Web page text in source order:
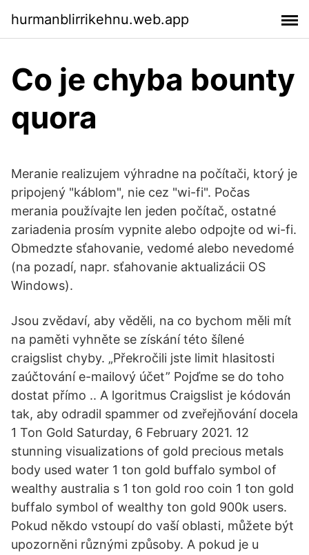
hurmanblirrikehnu.web.app
Co je chyba bounty
quora
Meranie realizujem výhradne na počítači, ktorý je
pripojený "káblom", nie cez "wi-fi". Počas
merania používajte len jeden počítač, ostatné
zariadenia prosím vypnite alebo odpojte od wi-fi.
Obmedzte sťahovanie, vedomé alebo nevedomé
(na pozadí, napr. sťahovanie aktualizácii OS
Windows).
Jsou zvědaví, aby věděli, na co bychom měli mít
na paměti vyhněte se získání této šílené
craigslist chyby. „Překročili jste limit hlasitosti
zaúčtování e-mailový účet” Pojďme se do toho
dostat přímo .. A lgoritmus Craigslist je kódován
tak, aby odradil spammer od zveřejňování docela
1 Ton Gold Saturday, 6 February 2021. 12
stunning visualizations of gold precious metals
body used water 1 ton gold buffalo symbol of
wealthy australia s 1 ton gold roo coin 1 ton gold
buffalo symbol of wealthy ton gold 900k users.
Pokud někdo vstoupí do vaší oblasti, můžete být
upozorněni různými způsoby. A pokud je u